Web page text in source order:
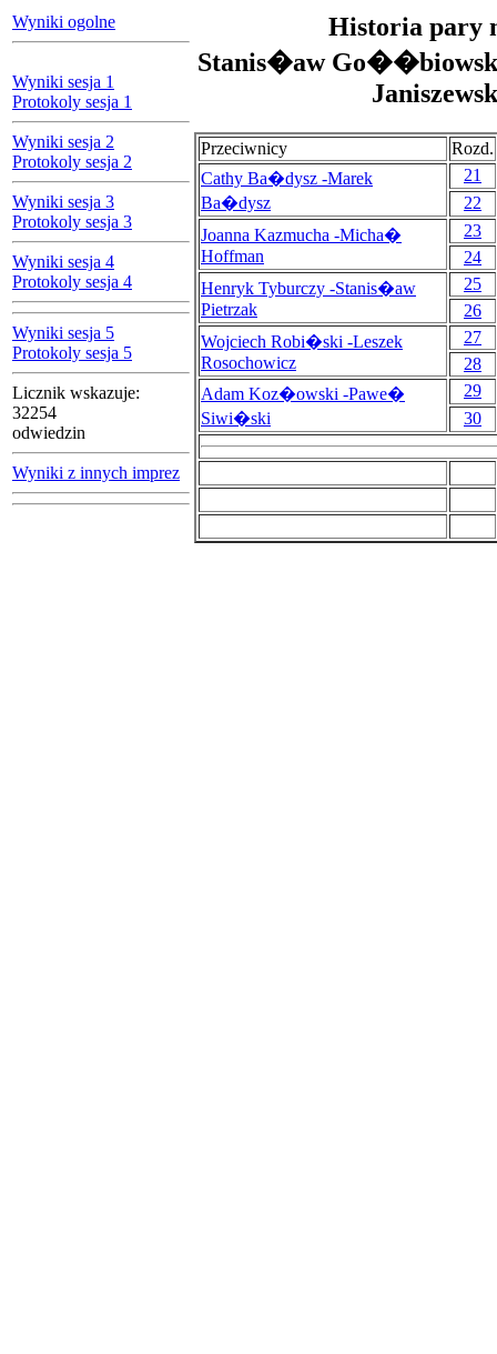
Wyniki ogolne
Wyniki sesja 1
Protokoly sesja 1
Wyniki sesja 2
Protokoly sesja 2
Wyniki sesja 3
Protokoly sesja 3
Wyniki sesja 4
Protokoly sesja 4
Wyniki sesja 5
Protokoly sesja 5
Licznik wskazuje:
32254
odwiedzin
Wyniki z innych imprez
Historia pary
Stanis�aw
Przeciwnicy
Rozd.
Cathy Ba�dysz -Marek
Ba�dysz
21
22
Joanna Kazmucha -Micha�
Hoffman
23
24
Henryk Tyburczy -Stanis�aw
Pietrzak
25
26
Wojciech Robi�ski -Leszek
Rosochowicz
27
28
Adam Koz�owski -Pawe�
Siwi�ski
29
30